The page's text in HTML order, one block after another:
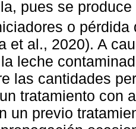
pues se
o pérdida
et al., 2020). A
leche
las cantidades
tratamiento con
un previo